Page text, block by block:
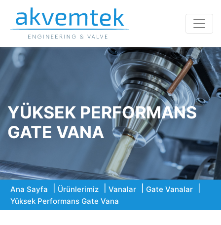
YÜKSEK PERFORMANS
GATE VANA
Ana Sayfa Ürünlerimiz Vanalar
Gate Vanalar
Yüksek Performans Gate Vana